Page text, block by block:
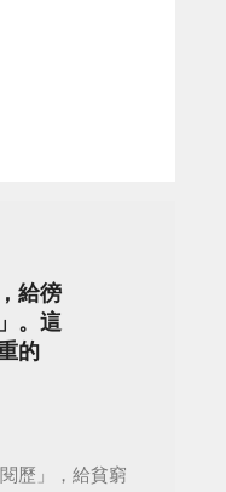
給徬
。這
的
歷」，給貧窮